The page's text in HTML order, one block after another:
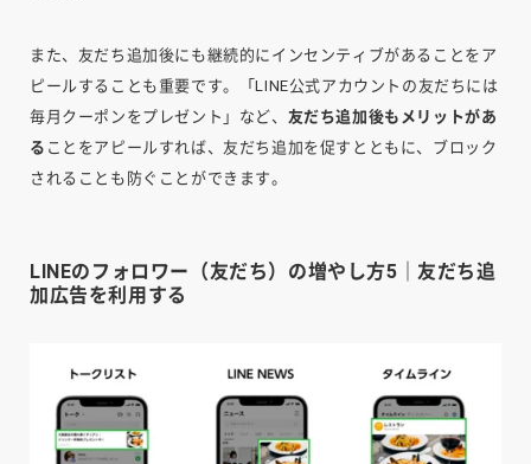
また、友だち追加後にも継続的にインセンティブがあることをア
ピールすることも重要です。「LINE公式アカウントの友だちには
毎月クーポンをプレゼント」など、 友だち追加後もメリットがあ
る ことをアピールすれば、友だち追加を促すとともに、ブロック
されることも防ぐことができます。
LINEのフォロワー（友だち）の増やし方5｜友だち追
加広告を利用する